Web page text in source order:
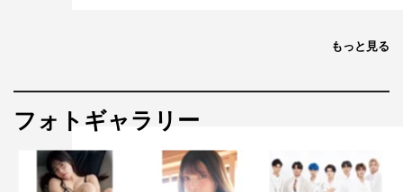
もっと見る
フォトギャラリー